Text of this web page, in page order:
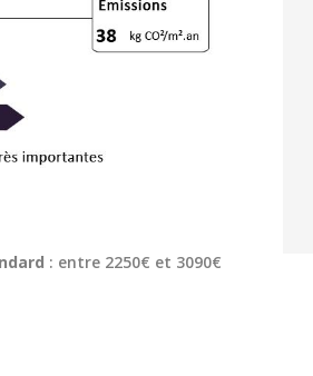
: entre 2250€ et 3090€